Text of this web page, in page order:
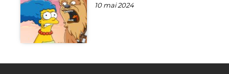
10 mai 2024